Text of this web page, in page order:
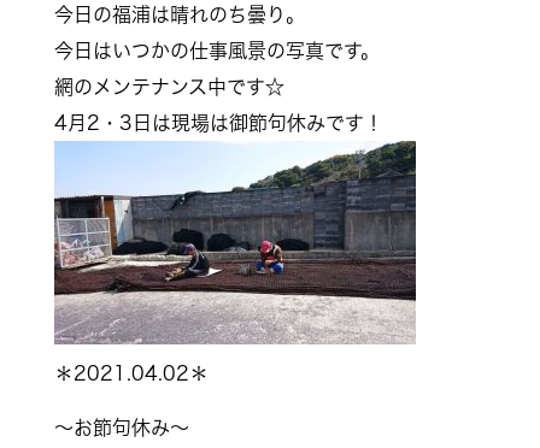
今日の福浦は晴れのち曇り。
今日はいつかの仕事風景の写真です。
網のメンテナンス中です☆
4月2・3日は現場は御節句休みです！
＊2021.04.02＊
～お節句休み～